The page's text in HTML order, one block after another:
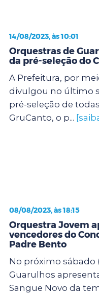
14/08/2023, às 10:01
Orquestras de
da pré-seleção do
A Prefeitura, por
divulgou no último
pré-seleção de
GruCanto, o p...
08/08/2023, às 18:15
Orquestra Jovem
vencedores do
Padre Bento
No próximo sábado
Guarulhos
Sangue Novo da